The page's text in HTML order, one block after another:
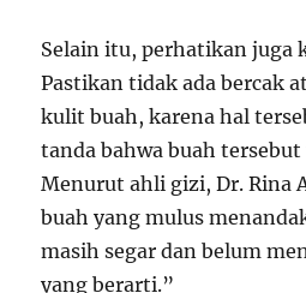
Selain itu, perhatikan juga
Pastikan tidak ada bercak
kulit buah, karena hal
tanda bahwa buah
Menurut ahli gizi, Dr. Rina
buah yang mulus
masih segar dan belum
yang berarti.”